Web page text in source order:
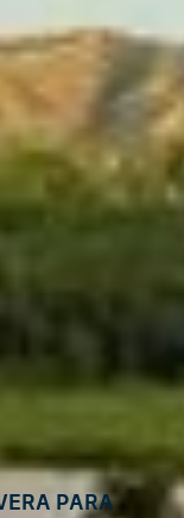
para